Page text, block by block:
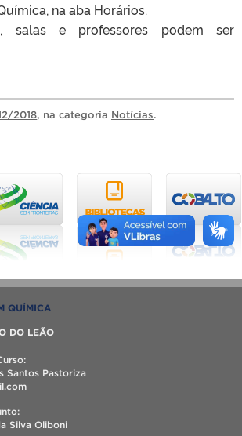
na aba Horários.
salas e professores podem ser
2018, na categoria Notícias.
QUÍMICA
DO LEÃO
Santos Pastoriza
Silva Oliboni